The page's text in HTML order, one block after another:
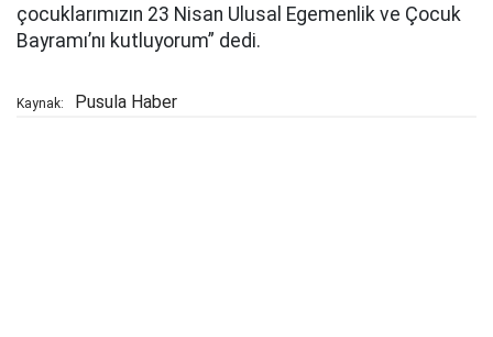
çocuklarımızın 23 Nisan Ulusal Egemenlik ve Çocuk
Bayramı’nı kutluyorum” dedi.
Kaynak: Pusula Haber